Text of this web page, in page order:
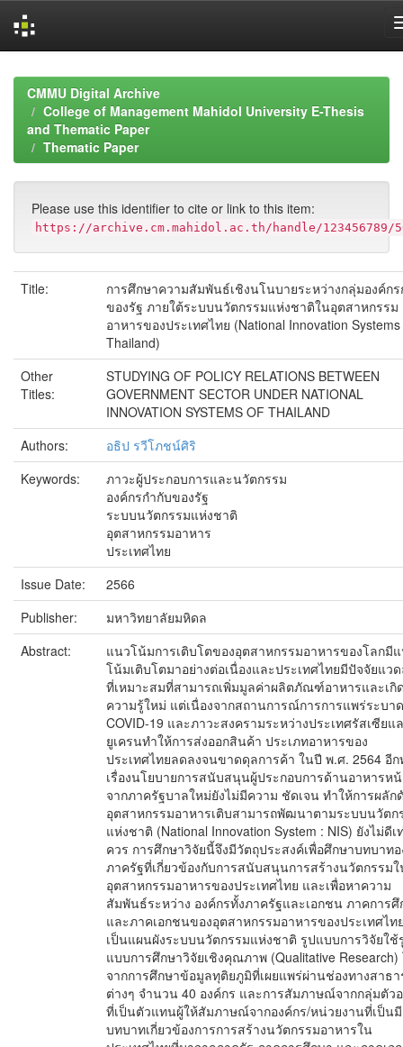
navigationCMMU Digital Archive
College of Management Mahidol University E-Thesis
and Thematic Paper
Thematic Paper
Please use this identifier to cite or link to this item:
https://archive.cm.mahidol.ac.th/handle/123456789/
Title:
การศึกษาความสัมพันธ์เชิงนโนบายระหว่างกลุ่มองค์ก
ของรัฐ ภายใต้ระบบนวัตกรรมแห่งชาติในอุตสาหกรรม
อาหารของประเทศไทย (National Innovation
Thailand)
Other
Titles:
STUDYING OF POLICY RELATIONS BETWEEN
GOVERNMENT SECTOR UNDER NATIONAL
INNOVATION SYSTEMS OF THAILAND
Authors:
อธิป รวีโภชน์ศิริ
Keywords:
ภาวะผู้ประกอบการและนวัตกรรม
องค์กรกํากับของรัฐ
ระบบนวัตกรรมแห่งชาติ
อุตสาหกรรมอาหาร
ประเทศไทย
Issue Date:
2566
Publisher:
มหาวิทยาลัยมหิดล
Abstract:
แนวโน้มการเติบโตของอุตสาหกรรมอาหารของโลกมี
โน้มเติบโตมาอย่างต่อเนื่องและประเทศไทยมีปัจจัยแว
ที่เหมาะสมที่สามารถเพิ่มมูลค่าผลิตภัณฑ์อาหารและเกิ
ความรู้ใหม่ แต่เนื่องจากสถานการณ์การการแพร่ระบาด
COVID-19 และภาวะสงครามระหว่างประเทศรัสเซียแ
ยูเครนทำให้การส่งออกสินค้า ประเภทอาหารของ
ประเทศไทยลดลงจนขาดดุลการค้า ในปี พ.ศ. 2564 อีก
เรื่องนโยบายการสนับสนุนผู้ประกอบการด้านอาหารห
จากภาครัฐบาลใหม่ยังไม่มีความ ชัดเจน ทำให้การผลัก
อุตสาหกรรมอาหารเติบสามารถพัฒนาตามระบบนวัตก
แห่งชาติ (National Innovation System : NIS) ยังไม่ดีเ
ควร การศึกษาวิจัยนี้จึงมีวัตถุประสงค์เพื่อศึกษาบทบาท
ภาครัฐที่เกี่ยวข้องกับการสนับสนุนการสร้างนวัตกรรม
อุตสาหกรรมอาหารของประเทศไทย และเพื่อหาความ
สัมพันธ์ระหว่าง องค์กรทั้งภาครัฐและเอกชน ภาคการศึ
และภาคเอกชนของอุตสาหกรรมอาหารของประเทศไท
เป็นแผนผังระบบนวัตกรรมแห่งชาติ รูปแบบการวิจัยใช้
แบบการศึกษาวิจัยเชิงคุณภาพ (Qualitative Research)
จากการศึกษาข้อมูลทุติยภูมิที่เผยแพร่ผ่านช่องทางสาธ
ต่างๆ จำนวน 40 องค์กร และการสัมภาษณ์จากกลุ่มตัว
ที่เป็นตัวแทนผู้ให้สัมภาษณ์จากองค์กร/หน่วยงานที่เป็นมี
บทบาทเกี่ยวข้องการการสร้างนวัตกรรมอาหารใน